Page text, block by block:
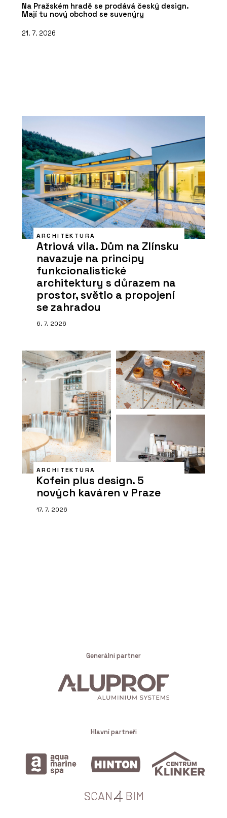
Na Pražském hradě se prodává český design.
Mají tu nový obchod se suvenýry
21. 7. 2026
ARCHITEKTURA
Atriová vila. Dům na Zlínsku
navazuje na principy
funkcionalistické
architektury s důrazem na
prostor, světlo a propojení
se zahradou
6. 7. 2026
ARCHITEKTURA
Kofein plus design. 5
nových kaváren v Praze
17. 7. 2026
Generální partner
Hlavní partneři